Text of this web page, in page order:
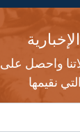
واحصل
نقيمها